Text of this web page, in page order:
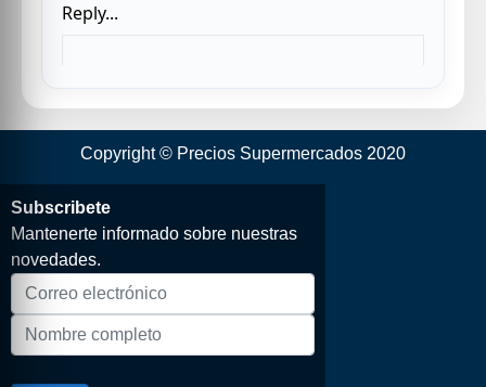
Copyright © Precios Supermercados 2020
Subscribete
Mantenerte informado sobre nuestras
novedades.